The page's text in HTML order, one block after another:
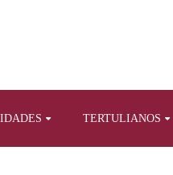
TERTULIANOS